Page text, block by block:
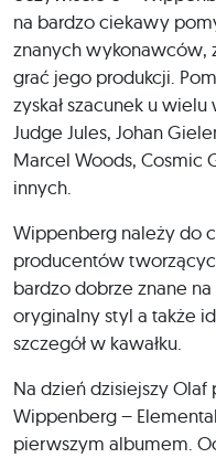
na bardzo ciekawy
znanych wykonawców,
grać jego produkcji.
zyskał szacunek u wielu
Judge Jules, Johan
Marcel Woods, Cosmic
innych.
Wippenberg należy do
producentów
bardzo dobrze znane
oryginalny styl a także
szczegół w kawałku.
Na dzień dzisiejszy
Wippenberg –
pierwszym albumem.